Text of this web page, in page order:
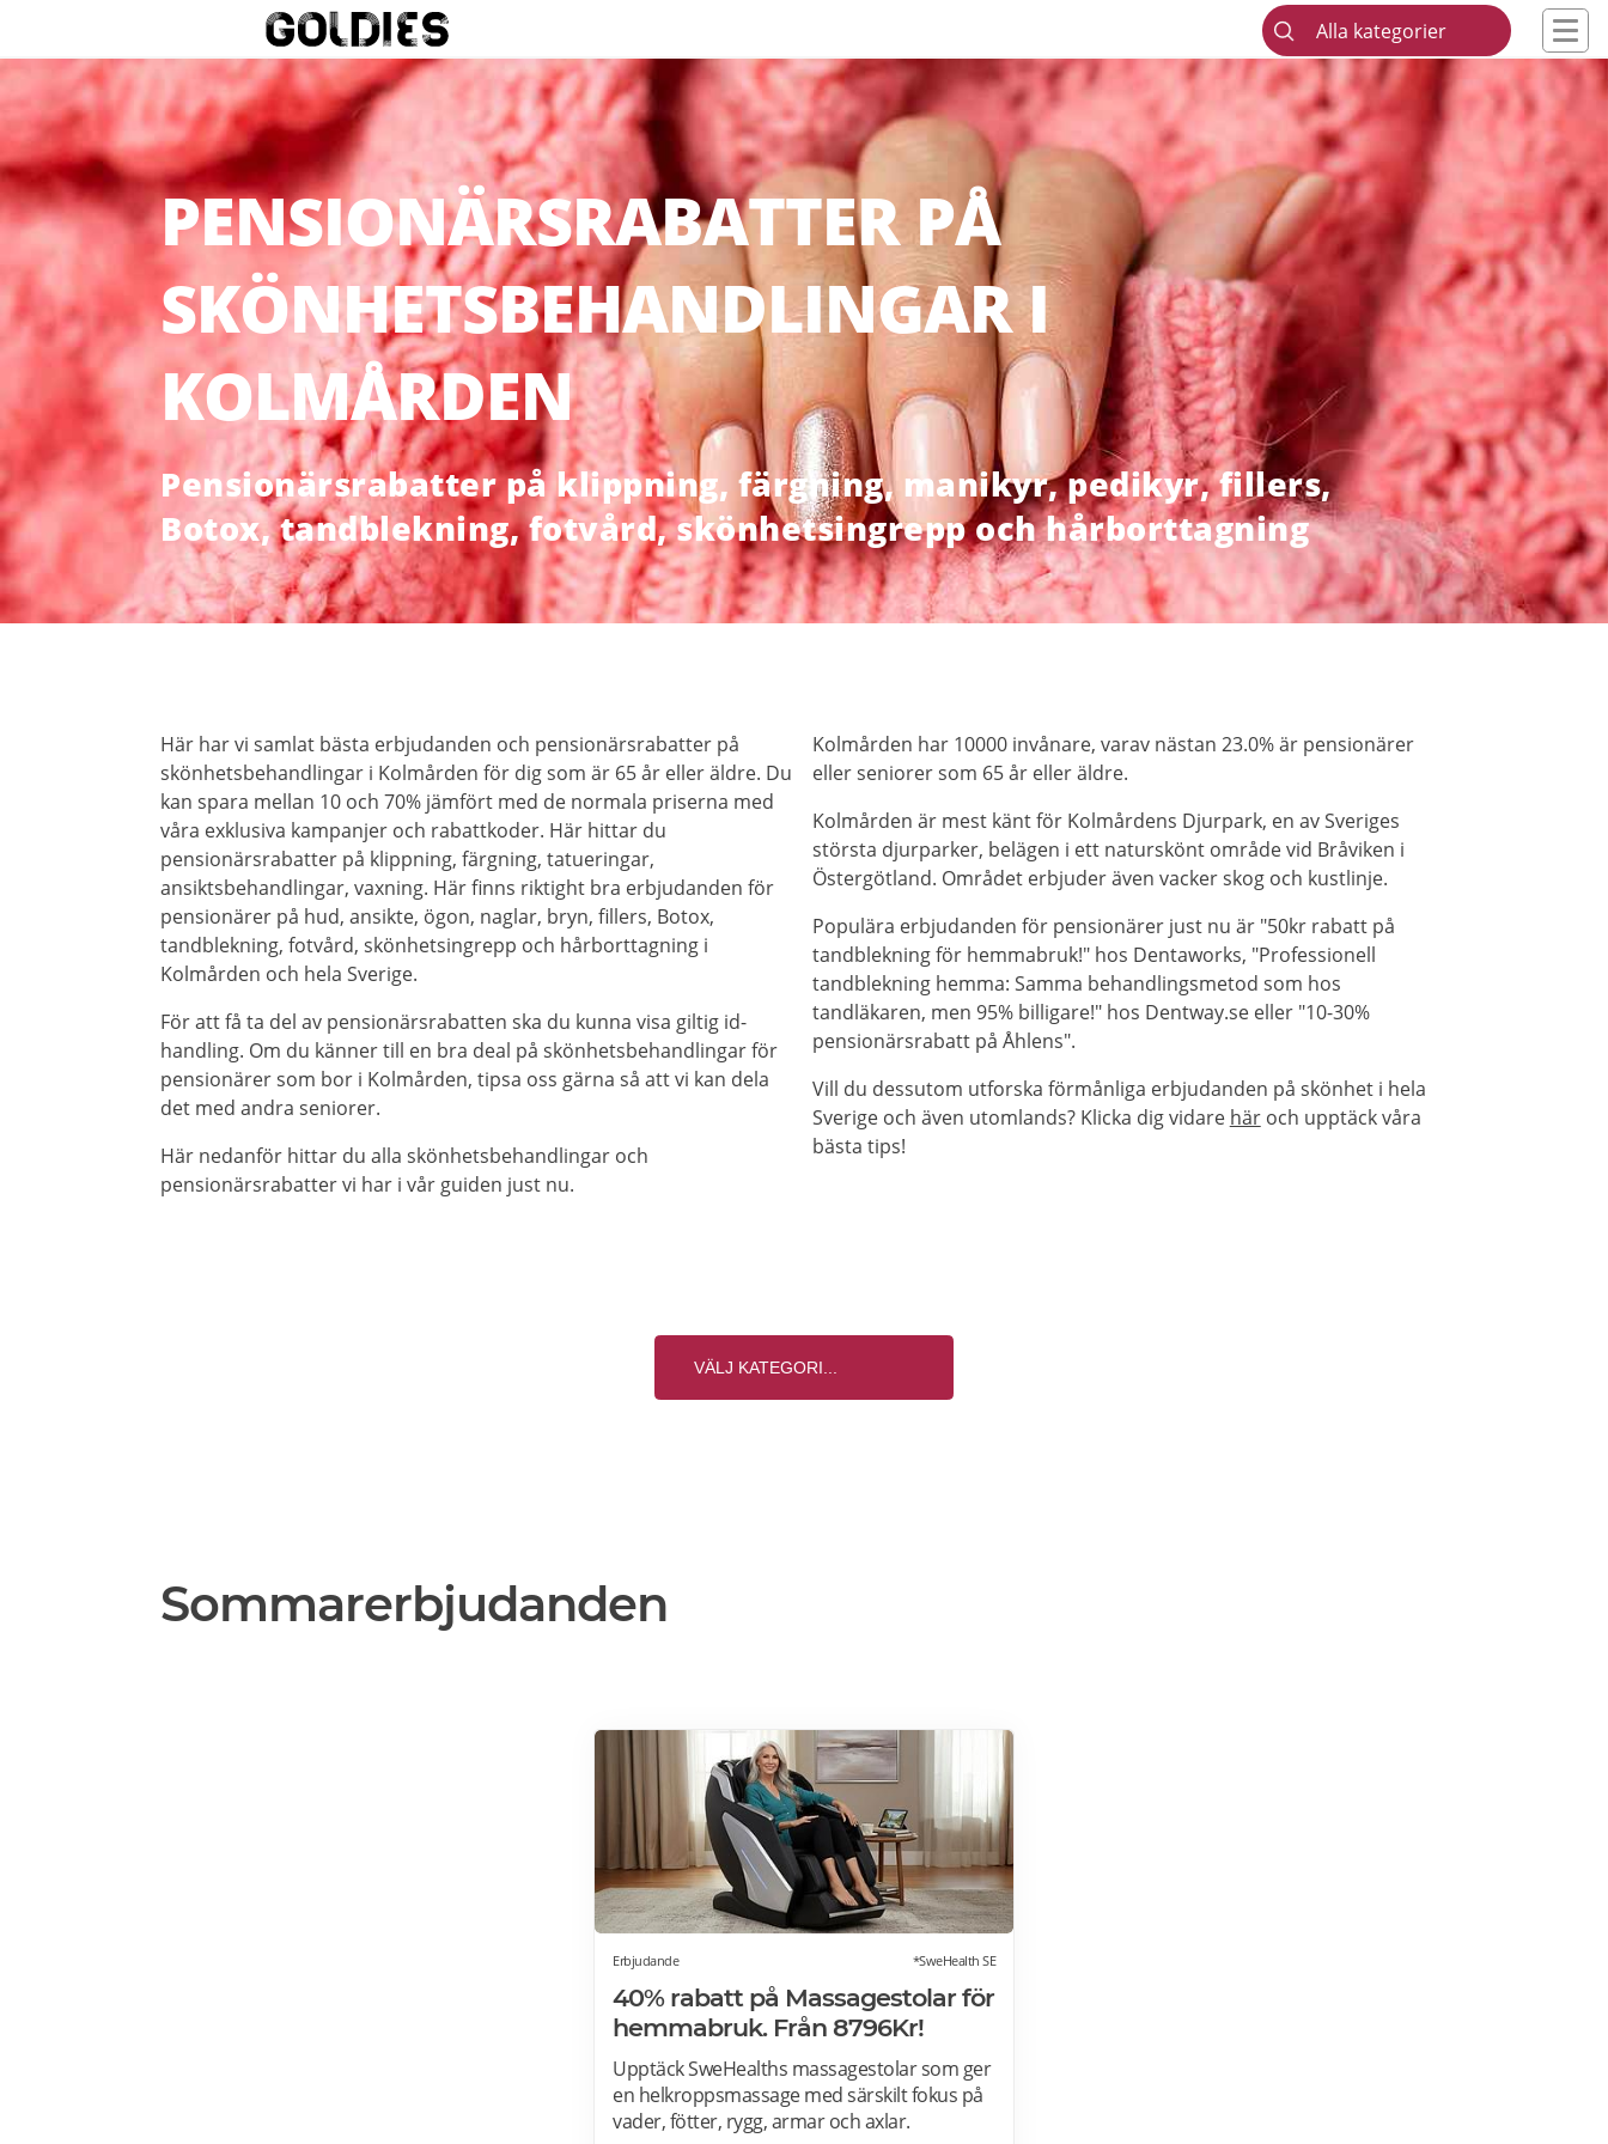
Alla kategorier
PENSIONÄRSRABATTER PÅ
SKÖNHETSBEHANDLINGAR I
KOLMÅRDEN
Pensionärsrabatter på klippning, färgning, manikyr, pedikyr, fillers,
Botox, tandblekning, fotvård, skönhetsingrepp och hårborttagning
Här har vi samlat bästa erbjudanden och pensionärsrabatter på
skönhetsbehandlingar i Kolmården för dig som är 65 år eller äldre. Du
kan spara mellan 10 och 70% jämfört med de normala priserna med
våra exklusiva kampanjer och rabattkoder. Här hittar du
pensionärsrabatter på klippning, färgning, tatueringar,
ansiktsbehandlingar, vaxning. Här finns riktight bra erbjudanden för
pensionärer på hud, ansikte, ögon, naglar, bryn, fillers, Botox,
tandblekning, fotvård, skönhetsingrepp och hårborttagning i
Kolmården och hela Sverige.
För att få ta del av pensionärsrabatten ska du kunna visa giltig id-
handling. Om du känner till en bra deal på skönhetsbehandlingar för
pensionärer som bor i Kolmården, tipsa oss gärna så att vi kan dela
det med andra seniorer.
Här nedanför hittar du alla skönhetsbehandlingar och
pensionärsrabatter vi har i vår guiden just nu.
Kolmården har 10000 invånare, varav nästan 23.0% är pensionärer
eller seniorer som 65 år eller äldre.
Kolmården är mest känt för Kolmårdens Djurpark, en av Sveriges
största djurparker, belägen i ett naturskönt område vid Bråviken i
Östergötland. Området erbjuder även vacker skog och kustlinje.
Populära erbjudanden för pensionärer just nu är "50kr rabatt på
tandblekning för hemmabruk!" hos Dentaworks, "Professionell
tandblekning hemma: Samma behandlingsmetod som hos
tandläkaren, men 95% billigare!" hos Dentway.se eller "10-30%
pensionärsrabatt på Åhlens".
Vill du dessutom utforska förmånliga erbjudanden på skönhet i hela
Sverige och även utomlands? Klicka dig vidare häroch upptäck våra
bästa tips!
Sommarerbjudanden
Erbjudande *SweHealth SE
40% rabatt på Massagestolar för
hemmabruk. Från 8796Kr!
Upptäck SweHealths massagestolar som ger
en helkroppsmassage med särskilt fokus på
vader, fötter, rygg, armar och axlar.